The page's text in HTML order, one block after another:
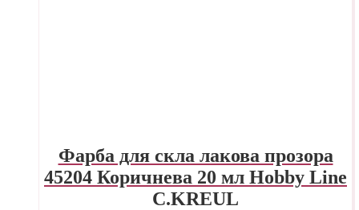
Фарба для скла лакова прозора
45204 Коричнева 20 мл Hobby Line
C.KREUL